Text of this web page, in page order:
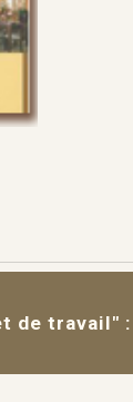
de travail" :